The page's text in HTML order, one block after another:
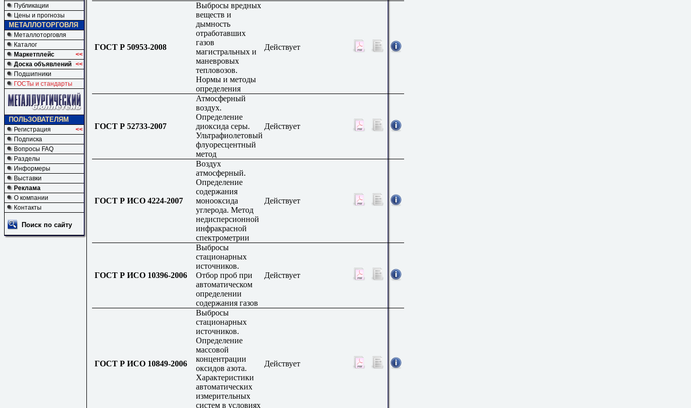
Публикации
Цены и прогнозы
МЕТАЛЛОТОРГОВЛЯ
Металлоторговля
Каталог
Маркетплейс
<<
Доска объявлений <<
Подшипники
ГОСТы и стандарты
ПОЛЬЗОВАТЕЛЯМ
Регистрация
<<
Подписка
Вопросы FAQ
Разделы
Информеры
Выставки
Реклама
О компании
Контакты
Поиск по сайту
ГОСТ Р 50953-2008
Выбросы вредных
веществ и
дымность
отработавших
газов
магистральных и
маневровых
тепловозов.
Нормы и методы
определения
Действует
ГОСТ Р 52733-2007
Атмосферный
воздух.
Определение
диоксида серы.
Ультрафиолетовый
флуоресцентный
метод
Действует
ГОСТ Р ИСО 4224-2007
Воздух
атмосферный.
Определение
содержания
монооксида
углерода. Метод
недисперсионной
инфракрасной
спектрометрии
Действует
ГОСТ Р ИСО 10396-2006
Выбросы
стационарных
источников.
Отбор проб при
автоматическом
определении
содержания газов
Действует
ГОСТ Р ИСО 10849-2006
Выбросы
стационарных
источников.
Определение
массовой
концентрации
оксидов азота.
Характеристики
автоматических
измерительных
систем в условиях
Действует